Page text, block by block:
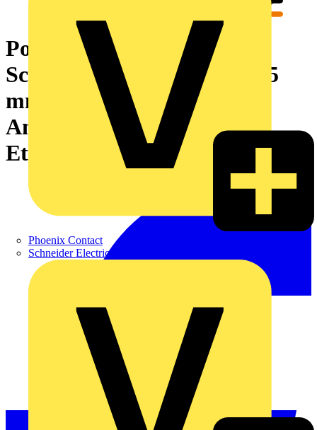
Phoenix Contact
Schneider Electric
Potentialverteilerklemme,
Schraubanschluss, blau, 185
mm², 353 A, 1000 V, Anzahl
Anschlüsse: 10, Anzahl der
Etagen: 1